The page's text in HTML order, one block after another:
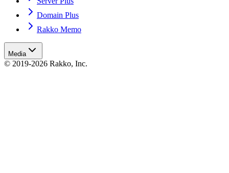
Domain Plus
Rakko Memo
Media
© 2019-2026 Rakko, Inc.